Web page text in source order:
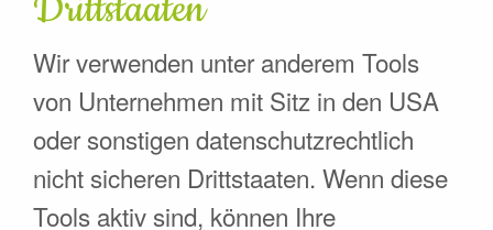
Wir verwenden unter anderem Tools
von Unternehmen mit Sitz in den USA
oder sonstigen datenschutzrechtlich
nicht sicheren Drittstaaten. Wenn diese
Tools aktiv sind, können Ihre